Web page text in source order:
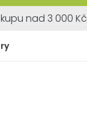
nad 3 000 Kč